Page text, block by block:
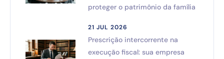
proteger o patrimônio da família
21 JUL 2026
Prescrição intercorrente na
execução fiscal: sua empresa